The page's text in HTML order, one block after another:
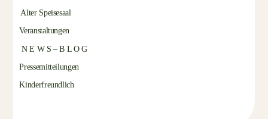
Alter Speisesaal
Veranstaltungen
N E W S – B L O G
Pressemitteilungen
Kinderfreundlich